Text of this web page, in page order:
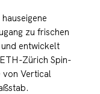
zu frischen
entwickelt
Zürich Spin-
von Vertical